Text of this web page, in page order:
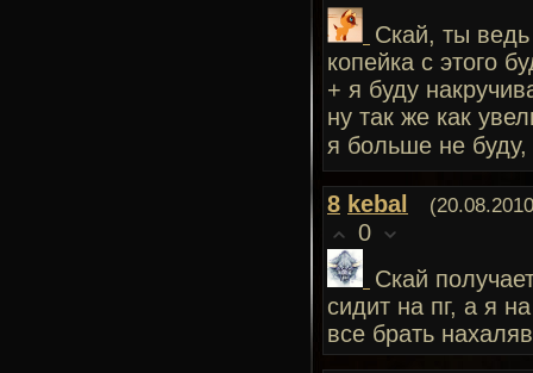
Скай, ты
копейка с этого
+ я буду
ну так же как
я больше не
8 kebal
0
Скай
сидит на пг, а я
все брать